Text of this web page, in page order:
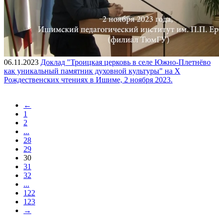
06.11.2023 Доклад "Троицкая церковь в селе Южно-Плетнёво
как уникальный памятник духовной культуры" на Х
Рождественских чтениях в Ишиме, 2 ноября 2023.
←
1
2
...
28
29
30
31
32
...
122
123
→